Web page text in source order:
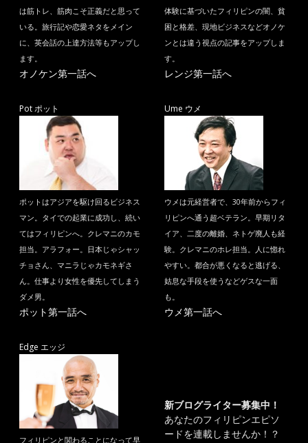
は筋トレ、筋肉こそ正義だと思って
いる。旅行記や恋愛ネタをメイン
に、英会話の上達方法等もアップし
ます。
オノケン第一話へ
体験に基づいたフィリピンの闇、貧
困と格差、現地ビジネスなどオノケ
ンとは違う視点の記事をアップしま
す。
レンジ第一話へ
Pot ポット
ポットはアジアを駆け回るビジネス
マン。タイでの起業に成功し、続い
てはフィリピンへ。クレマニのカモ
担当。アラフォー。日本じゃシャッ
チョさん、マニラじゃカモネギさ
ん。仕事より女性を優先してしまう
ダメ男。
ポット第一話へ
Ume ウメ
ウメは元経営者で、30年前からフィ
リピンへ通う超ベテラン。早期リタ
イア、二度の離婚、ネトゲ廃人も経
験。クレマニのホレ担当。人に惚れ
やすい。都合が悪くなると逃げる、
姑息な手段を使うなどゲスな一面
も。
ウメ第一話へ
Edge エッジ
フィリピンと関わることになって早
新ブログライター募集中！
あなたのフィリピンエピソ
ードを連載しませんか！？